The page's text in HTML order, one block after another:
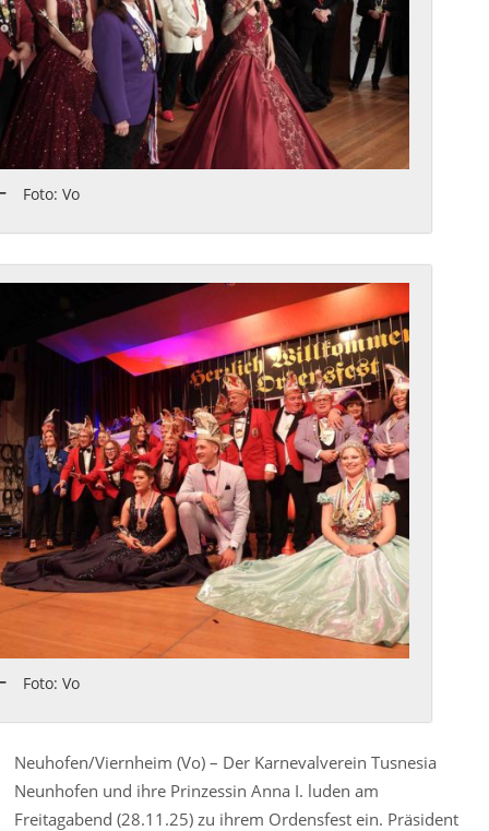
Foto: Vo
Foto: Vo
Neuhofen/Viernheim (Vo) – Der Karnevalverein Tusnesia
Neunhofen und ihre Prinzessin Anna I. luden am
Freitagabend (28.11.25) zu ihrem Ordensfest ein. Präsident